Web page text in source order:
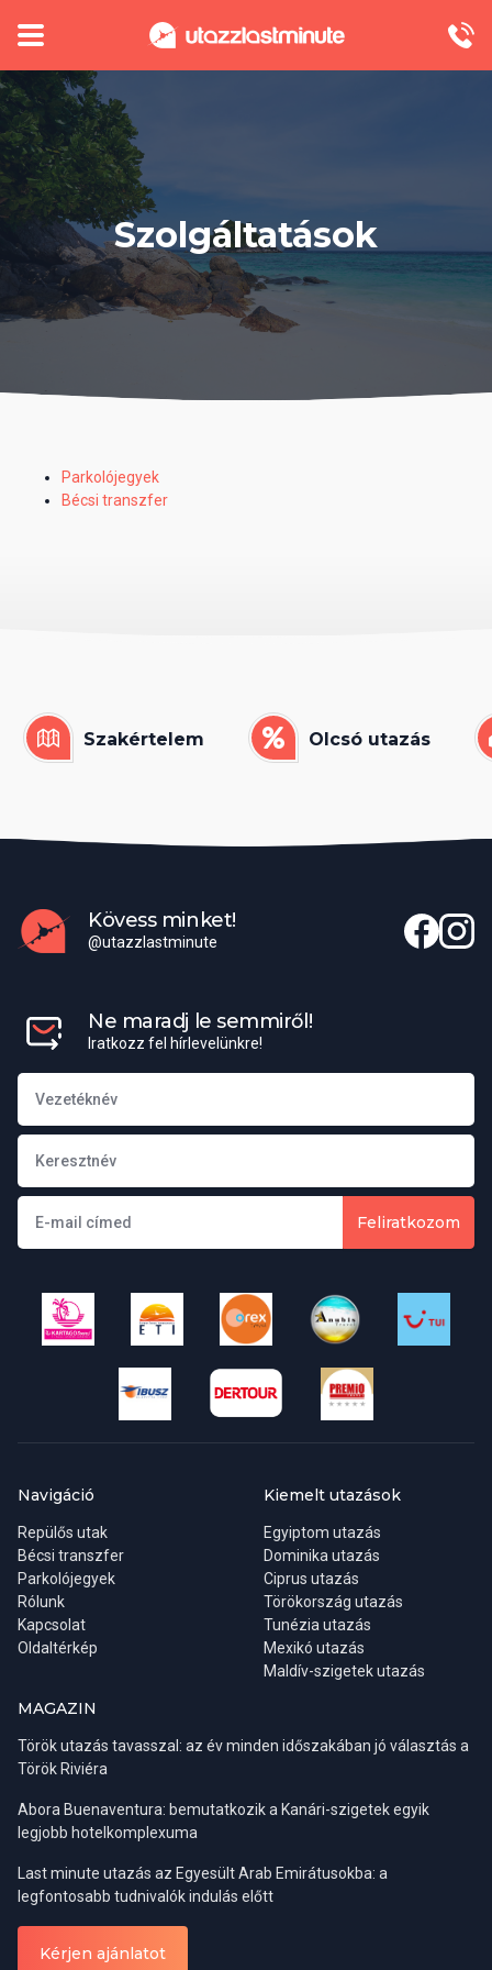
Szolgáltatások
Parkolójegyek
Bécsi transzfer
Szakértelem Olcsó utazás
Kövess minket!
@utazzlastminute
Ne maradj le semmiről!
Iratkozz fel hírlevelünkre!
Feliratkozom
Navigáció
Repülős utak
Bécsi transzfer
Parkolójegyek
Rólunk
Kapcsolat
Oldaltérkép
Kiemelt utazások
Egyiptom utazás
Dominika utazás
Ciprus utazás
Törökország utazás
Tunézia utazás
Mexikó utazás
Maldív-szigetek utazás
MAGAZIN
Török utazás tavasszal: az év minden időszakában jó választás a
Török Riviéra
Abora Buenaventura: bemutatkozik a Kanári-szigetek egyik
legjobb hotelkomplexuma
Last minute utazás az Egyesült Arab Emirátusokba: a
legfontosabb tudnivalók indulás előtt
Kérjen ajánlatot